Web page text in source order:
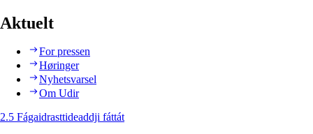
Aktuelt
For pressen
Høringer
Nyhetsvarsel
Om Udir
2.5 Fágaidrasttideaddji fáttát